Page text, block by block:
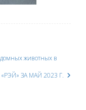
животных в
ЗА МАЙ 2023 Г.